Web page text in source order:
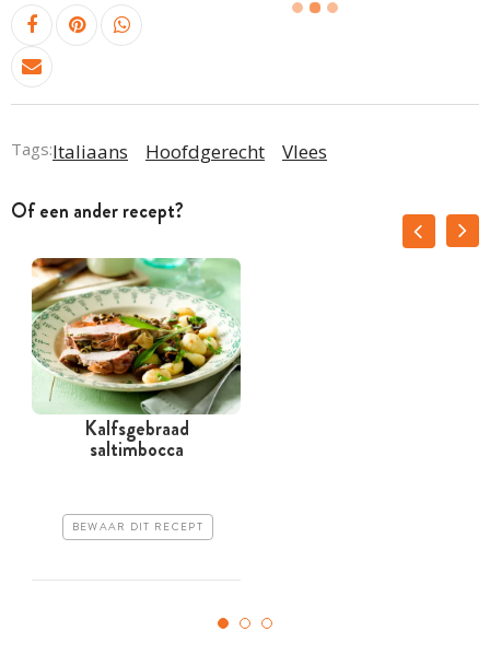
Tags:Italiaans Hoofdgerecht Vlees
Of een ander recept?
Kalfsgebraad
saltimbocca
BEWAAR DIT RECEPT